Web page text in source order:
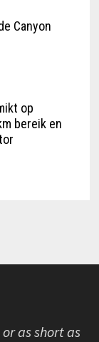
Canyon
op
bereik en
as short as